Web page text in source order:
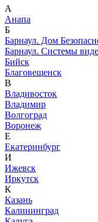
А
Анапа
Б
Барнаул. Дом
Барнаул. Системы
Бийск
Благовещенск
В
Владивосток
Владимир
Волгоград
Воронеж
Е
Екатеринбург
И
Ижевск
Иркутск
К
Казань
Калининград